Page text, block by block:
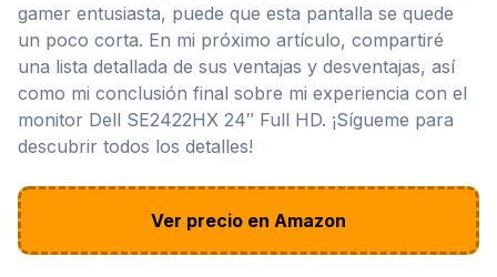
gamer entusiasta, puede que esta pantalla se quede
un poco corta. En mi próximo artículo, compartiré
una lista detallada de sus ventajas y desventajas, así
como mi conclusión final sobre mi experiencia con el
monitor Dell SE2422HX 24″ Full HD. ¡Sígueme para
descubrir todos los detalles!
Ver precio en Amazon